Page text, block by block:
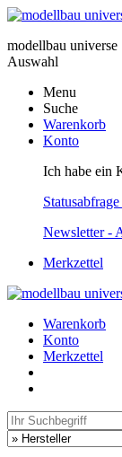
modellbau
Auswahl
Menu
Suche
Warenkorb
Konto
Ich habe ein
Newsletter -
Merkzettel
Warenkorb
Konto
Merkzettel